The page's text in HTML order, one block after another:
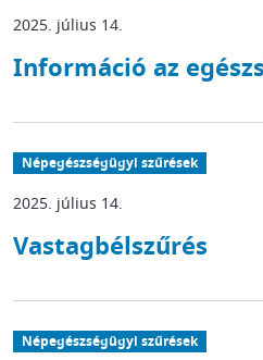
2025. július 14.
Információ az
Népegészségügyi szűrések
2025. július 14.
Vastagbélszűrés
Népegészségügyi szűrések